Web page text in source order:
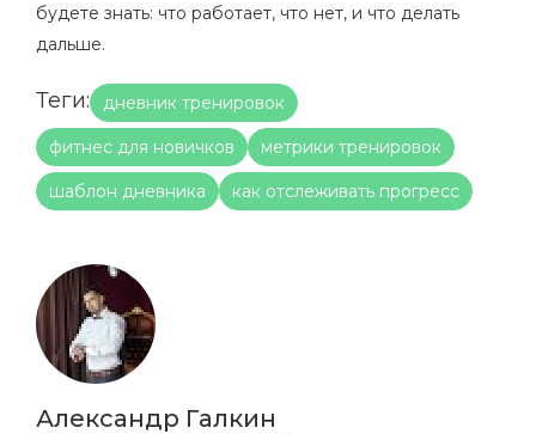
будете знать: что работает, что нет, и что делать
дальше.
Теги: дневник тренировок
фитнес для новичков метрики тренировок
шаблон дневника как отслеживать прогресс
Александр Галкин